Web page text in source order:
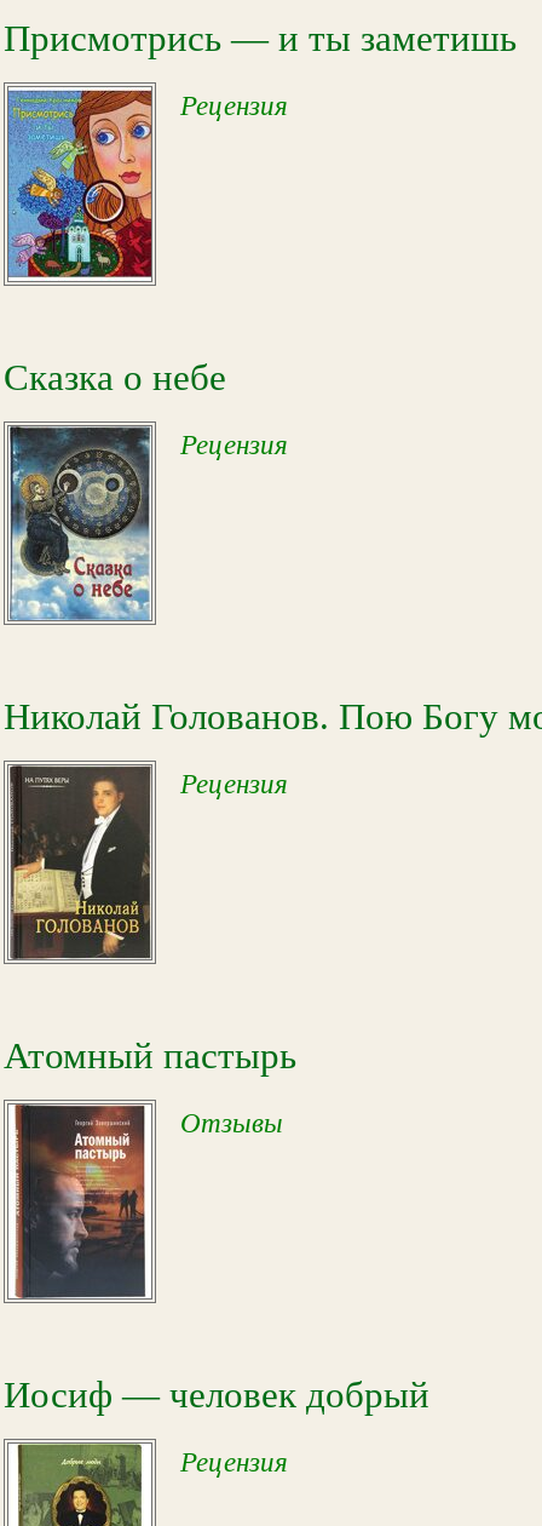
Присмотрись — и ты заметишь
Рецензия
Сказка о небе
Рецензия
Николай Голованов. Пою Богу
Рецензия
Атомный пастырь
Отзывы
Иосиф — человек добрый
Рецензия